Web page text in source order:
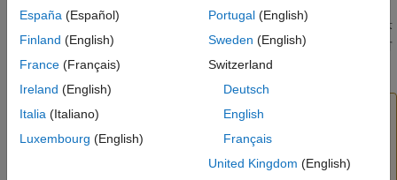
これらのチェックによって MATLAB 関数のコード生成にお
ける Ctrl + C キーによる中断を定期的に確認できます。応答
性チェックを有効にすると、グラフィックスの表示更新も有
効になります。
注意
これらのチェックは既定で有効になっています。これ
るには MATLAB 自体を終了させるしかなくなりま
España (Español)
Finland (English)
France (Français)
Ireland (English)
Italia (Italiano)
Luxembourg (English)
Portugal(English)
Sweden (English)
Switzerland
Deutsch
English
Français
United Kingdom (English)